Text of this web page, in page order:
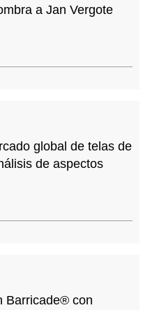
a Jan Vergote
global de telas de
de aspectos
Barricade® con